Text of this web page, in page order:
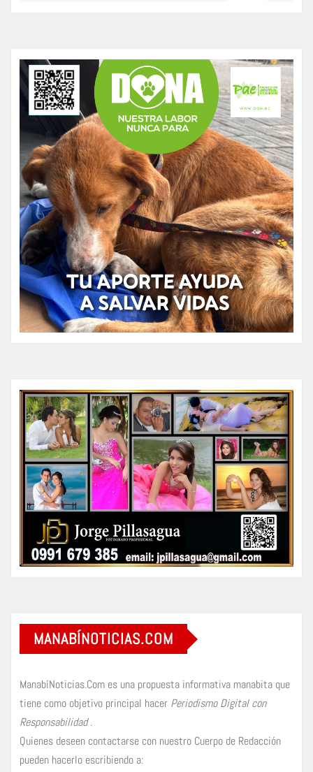
MANABÍNOTICIAS.COM
ManabíNoticias.Com es una propuesta informativa manabita que
tiene como objetivo principal hacer Periodismo Digital con
Responsabilidad.
Quienes deseen contactarse con nuestro Cuerpo de Redacción
pueden hacerlo escribiendo a: